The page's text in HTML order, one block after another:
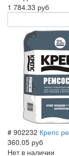
1 784.33 руб
# 902232 Крепс
360.05 руб
Нет в наличии